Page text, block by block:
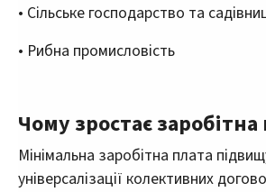
• Сільське господарство та
• Рибна промисловість
Чому зростає заробітна
Мінімальна заробітна плата
універсалізації колективних